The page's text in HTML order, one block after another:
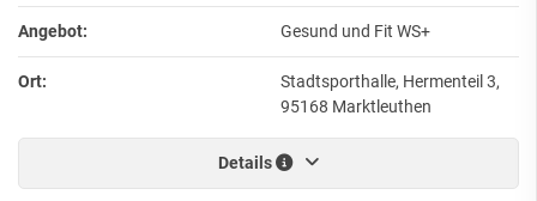
Angebot: Gesund und Fit WS+
Ort:
Stadtsporthalle, Hermenteil 3,
95168 Marktleuthen
Details